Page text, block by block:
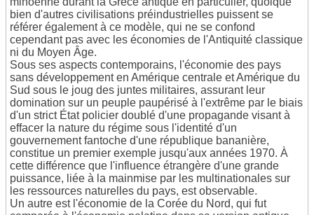
bien d'autres civilisations préindustrielles puissent se
référer également à ce modèle, qui ne se confond
cependant pas avec les économies de l'Antiquité classique
ni du Moyen Âge.
Sous ses aspects contemporains, l'économie des pays
sans développement en Amérique centrale et Amérique du
Sud sous le joug des juntes militaires, assurant leur
domination sur un peuple paupérisé à l'extrême par le biais
d'un strict État policier doublé d'une propagande visant à
effacer la nature du régime sous l'identité d'un
gouvernement fantoche d'une république bananière,
constitue un premier exemple jusqu'aux années 1970. À
cette différence que l'influence étrangère d'une grande
puissance, liée à la mainmise par les multinationales sur
les ressources naturelles du pays, est observable.
Un autre est l'économie de la Corée du Nord, qui fut